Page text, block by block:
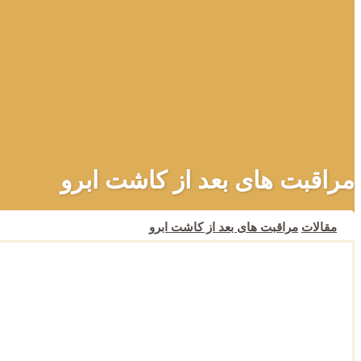
مراقبت های بعد از کاشت ابرو
مقالات مراقبت های بعد از کاشت ابرو